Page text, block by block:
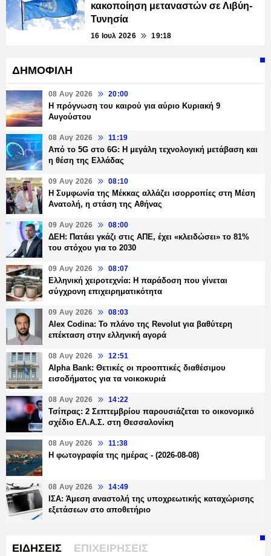
κακοποίηση μεταναστών σε Λιβύη-
Τυνησία
16 Ιουλ 2026 19:18
ΔΗΜΟΦΙΛΗ
08 Αυγ 2026 20:00
Η πρόγνωση του καιρού για αύριο Κυριακή 9
Αυγούστου
08 Αυγ 2026 11:19
Από το 5G στο 6G: Η μεγάλη τεχνολογική μετάβαση και
η θέση της Ελλάδας
09 Αυγ 2026 08:10
Η Συμφωνία της Μέκκας αλλάζει ισορροπίες στη Μέση
Ανατολή, η στάση της Αθήνας
09 Αυγ 2026 08:00
ΔΕΗ: Πατάει γκάζι στις ΑΠΕ, έχει «κλειδώσει» το 81%
του στόχου για το 2030
09 Αυγ 2026 08:07
Ελληνική χειροτεχνία: Η παράδοση που γίνεται
σύγχρονη επιχειρηματικότητα
09 Αυγ 2026 08:03
Alex Codina: Το πλάνο της Revolut για βαθύτερη
επέκταση στην ελληνική αγορά
08 Αυγ 2026 12:51
Alpha Bank: Θετικές οι προοπτικές διαθέσιμου
εισοδήματος για τα νοικοκυριά
08 Αυγ 2026 14:22
Τσίπρας: 2 Σεπτεμβρίου παρουσιάζεται το οικονομικό
σχέδιο ΕΛ.Α.Σ. στη Θεσσαλονίκη
08 Αυγ 2026 11:38
Η φωτογραφία της ημέρας - (2026-08-08)
08 Αυγ 2026 14:49
ΙΣΑ: Άμεση αναστολή της υποχρεωτικής καταχώρισης
εξετάσεων στο αποθετήριο
ΕΙΔΗΣΕΙΣ ΕΠΙΧΕΙΡΗΣΕΙΣ